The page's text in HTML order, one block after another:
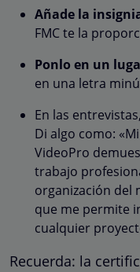
Añade la
FMC te la
Ponlo en un
en una letra
En las
Di algo como:
VideoPro
trabajo
organización del
que me permite
cualquier
Recuerda: la